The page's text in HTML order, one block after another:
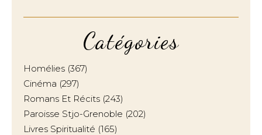
Catégories
Homélies (367)
Cinéma (297)
Romans Et Récits (243)
Paroisse Stjo-Grenoble (202)
Livres Spiritualité (165)